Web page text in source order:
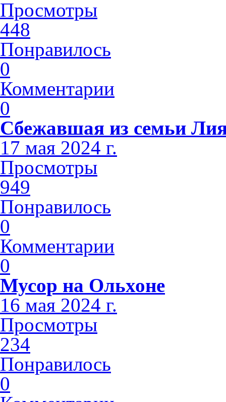
Просмотры
448
Понравилось
0
Комментарии
0
Сбежавшая из семьи
17 мая 2024 г.
Просмотры
949
Понравилось
0
Комментарии
0
Мусор на Ольхоне
16 мая 2024 г.
Просмотры
234
Понравилось
0